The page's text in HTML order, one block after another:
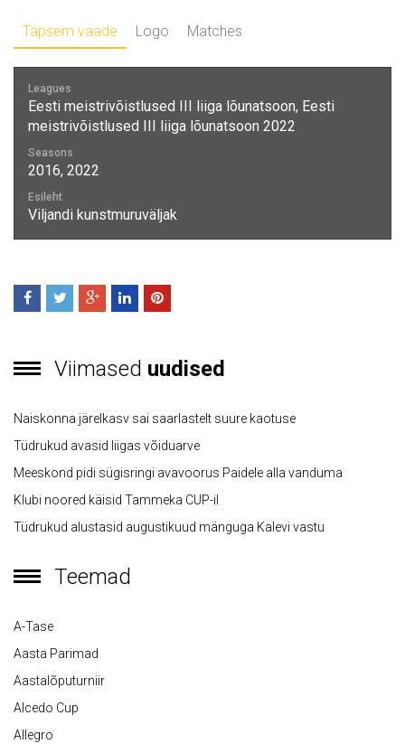
Täpsem vaade Logo Matches
Leagues
Eesti meistrivõistlused III liiga lõunatsoon, Eesti
meistrivõistlused III liiga lõunatsoon 2022
Seasons
2016, 2022
Esileht
Viljandi kunstmuruväljak
Viimased uudised
Naiskonna järelkasv sai saarlastelt suure kaotuse
Tüdrukud avasid liigas võiduarve
Meeskond pidi sügisringi avavoorus Paidele alla vanduma
Klubi noored käisid Tammeka CUP-il
Tüdrukud alustasid augustikuud mänguga Kalevi vastu
Teemad
A-Tase
Aasta Parimad
Aastalõputurniir
Alcedo Cup
Allegro